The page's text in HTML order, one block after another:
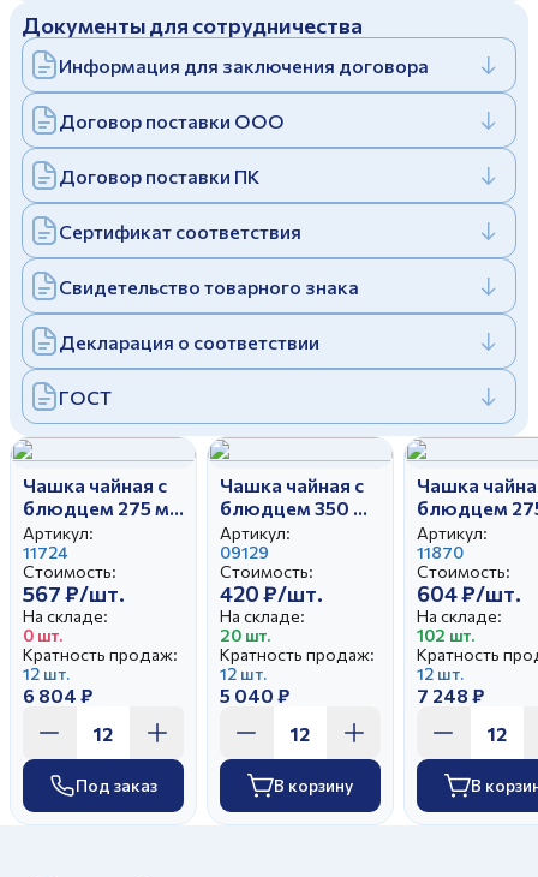
Отправить
Заполняя и отправляя форму, вы соглашаетесь
cполитикой конфиденциальности
Заполняя и отправляя форму, вы соглашаетесь
cполитикой конфиденциальности
Дулевский фарфоровый завод ©
Политика конфиденциальности
Документы для сотрудничества
Информация для заключения договора
Договор поставки ООО
Договор поставки ПК
Сертификат соответствия
Свидетельство товарного знака
Декларация о соответствии
ГОСТ
Чашка чайная с
блюдцем 275 мл
Белый лебедь
Драгоценный
момент
Артикул:
11724
Стоимость:
567 ₽/шт.
На складе:
0 шт.
Кратность продаж:
12 шт.
6 804 ₽
Под заказ
Чашка чайная с
блюдцем 350 мл
Забивака
Артикул:
09129
Стоимость:
420 ₽/шт.
На складе:
20 шт.
Кратность продаж:
12 шт.
5 040 ₽
В корзину
Чашка
блюдцем
Белый
Прекрасный
рококо И.У
Артикул:
11870
Стоимость:
604 ₽/шт.
На складе:
102 шт.
Кратность
12 шт.
7 248 ₽
В